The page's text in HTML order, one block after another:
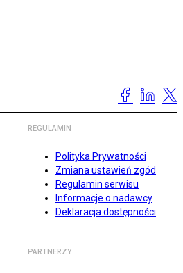
REGULAMIN
Polityka Prywatności
Zmiana ustawień zgód
Regulamin serwisu
Informacje o nadawcy
Deklaracja dostępności
PARTNERZY